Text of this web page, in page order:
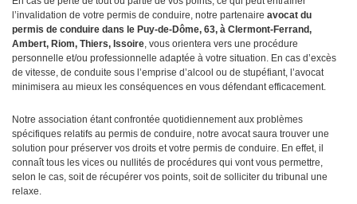
l’invalidation de votre permis de conduire, notre partenaire avocat du
permis de conduire dans le Puy-de-Dôme, 63, à Clermont-Ferrand,
Ambert, Riom, Thiers, Issoire, vous orientera vers une procédure
personnelle et/ou professionnelle adaptée à votre situation. En cas d’excès
de vitesse, de conduite sous l’emprise d’alcool ou de stupéfiant, l’avocat
minimisera au mieux les conséquences en vous défendant efficacement.
Notre association étant confrontée quotidiennement aux problèmes
spécifiques relatifs au permis de conduire, notre avocat saura trouver une
solution pour préserver vos droits et votre permis de conduire. En effet, il
connaît tous les vices ou nullités de procédures qui vont vous permettre,
selon le cas, soit de récupérer vos points, soit de solliciter du tribunal une
relaxe.